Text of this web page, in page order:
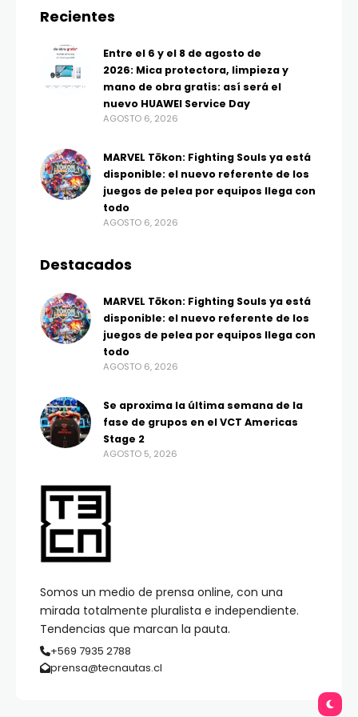
Somos un medio de prensa online, con una
mirada totalmente pluralista e independiente.
Tendencias que marcan la pauta.
+569 7935 2788
prensa@tecnautas.cl
Recientes
Entre el 6 y el 8 de agosto de
2026: Mica protectora, limpieza y
mano de obra gratis: así será el
nuevo HUAWEI Service Day
AGOSTO 6, 2026
MARVEL Tōkon: Fighting Souls ya está
disponible: el nuevo referente de los
juegos de pelea por equipos llega con
todo
AGOSTO 6, 2026
Destacados
MARVEL Tōkon: Fighting Souls ya está
disponible: el nuevo referente de los
juegos de pelea por equipos llega con
todo
AGOSTO 6, 2026
Se aproxima la última semana de la
fase de grupos en el VCT Americas
Stage 2
AGOSTO 5, 2026